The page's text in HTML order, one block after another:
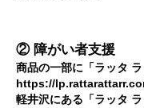
② 障がい者支援
商品の一部に「ラッタ
https://
軽井沢にある「ラッタ